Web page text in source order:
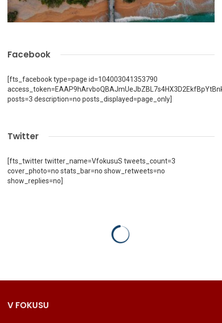
Facebook
[fts_facebook type=page id=104003041353790
posts=3 description=no posts_displayed=page_only]
Twitter
[fts_twitter twitter_name=VfokusuS tweets_count=3
cover_photo=no stats_bar=no show_retweets=no
show_replies=no]
V FOKUSU